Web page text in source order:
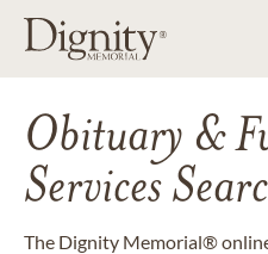
Obituary &
Services
The Dignity Memorial®